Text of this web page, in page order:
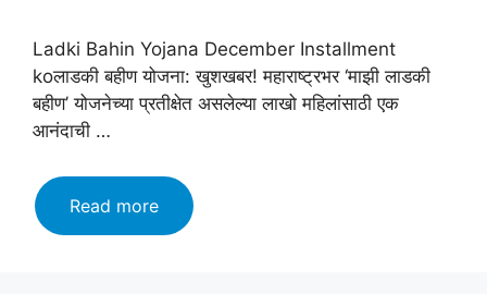
Ladki Bahin Yojana December Installment
koलाडकी बहीण योजना: खुशखबर! महाराष्ट्रभर ‘माझी लाडकी
बहीण’ योजनेच्या प्रतीक्षेत असलेल्या लाखो महिलांसाठी एक
आनंदाची …
Read moreलाडकी
बहीण